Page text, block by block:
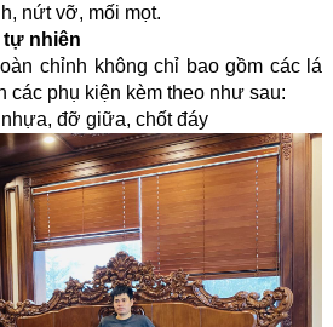
nứt vỡ, mối mọt.
tự nhiên
chỉnh không chỉ bao gồm các lá
các phụ kiện kèm theo như sau:
đỡ giữa, chốt đáy